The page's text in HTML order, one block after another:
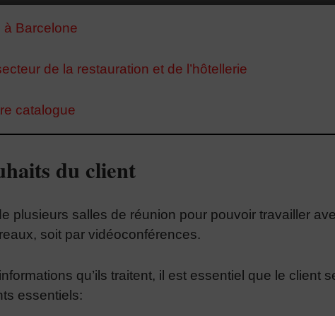
à Barcelone
de la restauration et de l’hôtellerie
catalogue
du client
plusieurs salles de réunion pour pouvoir travailler
soit par vidéoconférences.
qu’ils traitent, il est essentiel que le client
essentiels: